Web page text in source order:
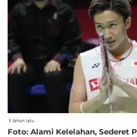
5 tahun lalu
Foto: Alami Kelelahan, Sederet